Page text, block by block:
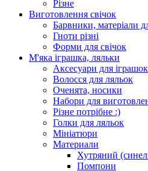
Різне
Виготовлення свічок
Барвники, матеріали
Гноти різні
Форми для свічок
М'яка іграшка, ляльки
Аксесуари для іграшок
Волосся для ляльок
Оченята, носики
Набори для
Різне потрібне :)
Голки для ляльок
Мініатюри
Материали
Хутряний
Помпони